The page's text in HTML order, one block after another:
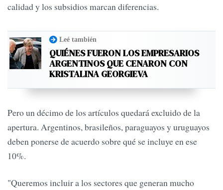
calidad y los subsidios marcan diferencias.
Leé también
QUIÉNES FUERON LOS EMPRESARIOS
ARGENTINOS QUE CENARON CON
KRISTALINA GEORGIEVA
Pero un décimo de los artículos quedará excluido de la
apertura. Argentinos, brasileños, paraguayos y uruguayos
deben ponerse de acuerdo sobre qué se incluye en ese
10%.
"Queremos incluir a los sectores que generan mucho